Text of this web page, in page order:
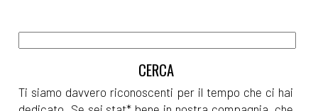
Ti siamo davvero riconoscenti per il tempo che ci hai